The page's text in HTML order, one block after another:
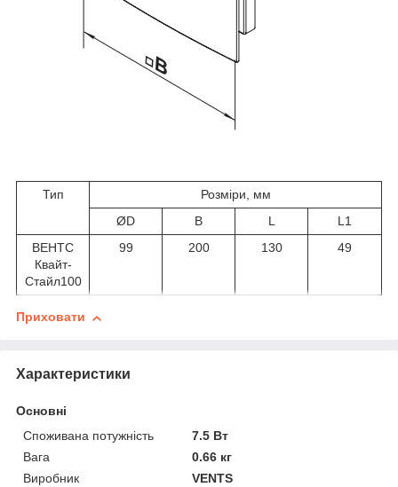
Тип
Розміри, мм
ØD
B L
L1
ВЕНТС
Квайт-
Стайл100
99 200 130 49
Приховати
Характеристики
Основні
Споживана потужність
7.5 Вт
Вага
0.66 кг
Виробник
VENTS